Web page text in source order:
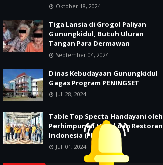
Oktober 18, 2024
Tiga Lansia di Grogol Paliyan
Gunungkidul, Butuh Uluran
Tangan Para Dermawan
September 04, 2024
Dinas Kebudayaan Gunungkidul
Gagas Program PENINGSET
Juli 28, 2024
Table Top Specta Handayani oleh
Perhimpunan Hotel dan Restoran
Indonesia (PHRI)
Juli 01, 2024